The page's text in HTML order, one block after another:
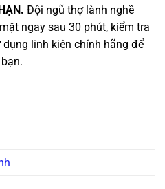
Đội ngũ thợ lành nghề
ngay sau 30 phút, kiểm tra
linh kiện chính hãng để